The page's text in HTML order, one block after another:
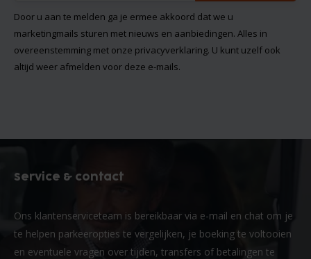
Door u aan te melden ga je ermee akkoord dat we u
marketingmails sturen met nieuws en aanbiedingen. Alles in
overeenstemming met onze privacyverklaring. U kunt uzelf ook
altijd weer afmelden voor deze e-mails.
Service & contact
Ons klantenserviceteam is bereikbaar via e-mail en chat om je
te helpen parkeeropties te vergelijken, je boeking te voltooien
en eventuele vragen over tijden, transfers of betalingen te